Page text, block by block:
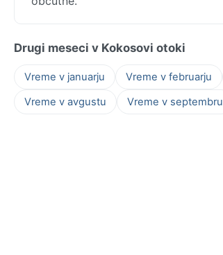
Drugi meseci v Kokosovi otoki
Vreme v januarju Vreme v februarju
Vreme v avgustu
Vreme v septembru